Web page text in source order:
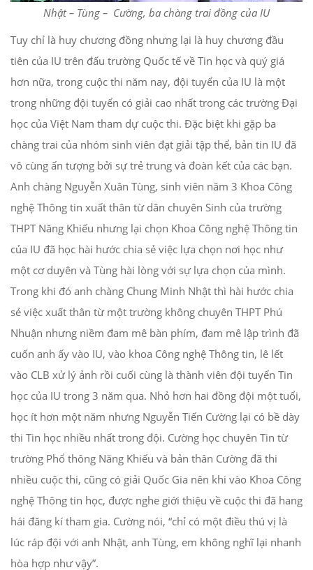
Nhật – Tùng – Cường, ba chàng trai đồng của IU
Tuy chỉ là huy chương đồng nhưng lại là huy chương đầu
tiên của IU trên đấu trường Quốc tế về Tin học và quý giá
hơn nữa, trong cuộc thi năm nay, đội tuyển của IU là một
trong những đội tuyển có giải cao nhất trong các trường Đại
học của Việt Nam tham dự cuộc thi. Đặc biệt khi gặp ba
chàng trai của nhóm sinh viên đạt giải tập thể, bản tin IU đã
vô cùng ấn tượng bởi sự trẻ trung và đoàn kết của các bạn.
Anh chàng Nguyễn Xuân Tùng, sinh viên năm 3 Khoa Công
nghệ Thông tin xuất thân từ dân chuyên Sinh của trường
THPT Năng Khiếu nhưng lại chọn Khoa Công nghệ Thông tin
của IU đã học hài hước chia sẻ việc lựa chọn nơi học như
một cơ duyên và Tùng hài lòng với sự lựa chọn của mình.
Trong khi đó anh chàng Chung Minh Nhật thì hài hước chia
sẻ việc xuất thân từ một trường không chuyên THPT Phú
Nhuận nhưng niềm đam mê bàn phím, đam mê lập trình đã
cuốn anh ấy vào IU, vào khoa Công nghệ Thông tin, lê lết
vào CLB xử lý ảnh rồi cuối cùng là thành viên đội tuyển Tin
học của IU trong 3 năm qua. Nhỏ hơn hai đồng đội một tuổi,
học ít hơn một năm nhưng Nguyễn Tiến Cường lại có bề dày
thi Tin học nhiều nhất trong đội. Cường học chuyên Tin từ
trường Phổ thông Năng Khiếu và bản thân Cường đã thi
nhiều cuộc thi, cũng có giải Quốc Gia nên khi vào Khoa Công
nghệ Thông tin học, được nghe giới thiệu về cuộc thi đã hang
hái đăng kí tham gia. Cường nói, “chỉ có một điều thú vị là
lúc ráp đội với anh Nhật, anh Tùng, em không nghĩ lại nhanh
hòa hợp như vậy”.